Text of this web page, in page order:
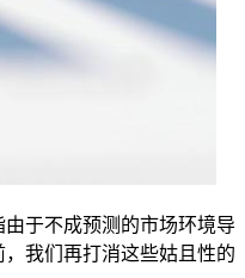
于不成预测的市场环境导
我们再打消这些姑且性的